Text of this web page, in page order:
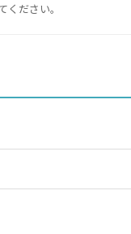
ださい。